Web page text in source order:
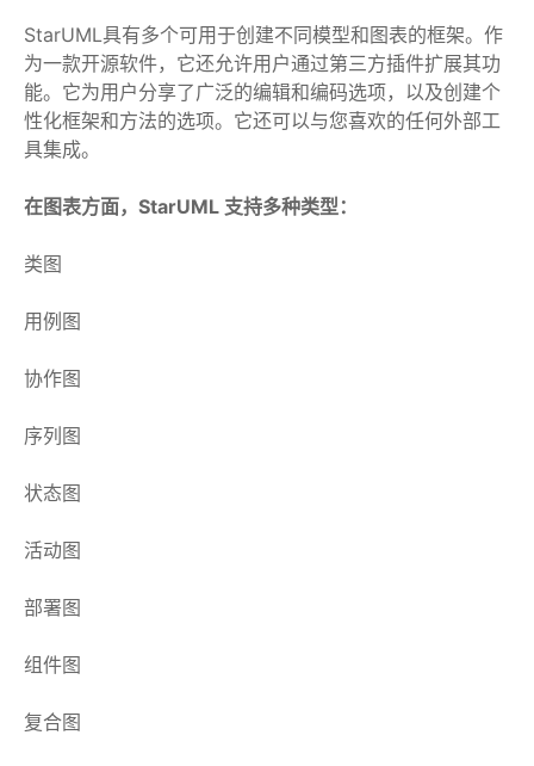
StarUML具有多个可用于创建不同模型和图表的框架。作
为一款开源软件，它还允许用户通过第三方插件扩展其功
能。它为用户分享了广泛的编辑和编码选项，以及创建个
性化框架和方法的选项。它还可以与您喜欢的任何外部工
具集成。
在图表方面，StarUML 支持多种类型：
类图
用例图
协作图
序列图
状态图
活动图
部署图
组件图
复合图